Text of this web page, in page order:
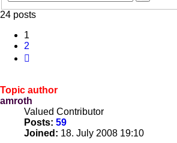
24 posts
1
2
Topic author
amroth
Valued Contributor
Posts: 59
Joined: 18. July 2008 19:10